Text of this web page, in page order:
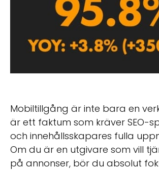
Mobiltillgång är inte bara en
är ett faktum som kräver SEO-
och innehållsskapares fulla
Om du är en utgivare som vill
på annonser, bör du absolut